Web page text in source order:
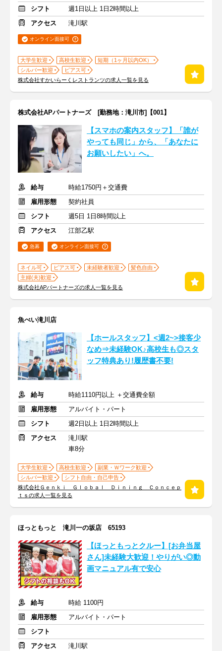
シフト
週1日以上 1日2時間以上
アクセス
滝川駅
オンライン面接可
大学生歓迎 高校生歓迎
短期（1ヶ月以内OK）
シルバー歓迎
ピアス可
株式会社すかいらーくレストランツの求人一覧を見る
株式会社APパートナーズ [勤務地：滝川市]【001】
【スマホの案内スタッフ】「誰が
やっても同じ」から、「あなたに
お願いしたい」へ。
給与
時給1750円＋交通費
雇用形態
契約社員
シフト
週5日 1日8時間以上
アクセス
江部乙駅
急募 オンライン面接可
ネイル可 ピアス可 未経験者歓迎
髪色自由
主婦(夫)歓迎
株式会社APパートナーズの求人一覧を見る
魚べい滝川店
【ホールスタッフ】<週2~>接客少
なめ⇒未経験OK♪高校生も◎スタ
ッフ特典あり!履歴書不要!
給与
時給1110円以上 ＋交通費全額
雇用形態
アルバイト・パート
シフト
週2日以上 1日2時間以上
アクセス
滝川駅
車8分
大学生歓迎 高校生歓迎
副業・Ｗワーク歓迎
シルバー歓迎
シフト自由・自己申告
株式会社Ｇｅｎｋｉ Ｇｌｏｂａｌ Ｄｉｎｉｎｇ Ｃｏｎｃｅｐ
ｔｓの求人一覧を見る
ほっともっと 滝川一の坂店 65193
【ほっともっとクルー】[お弁当屋
さん]未経験大歓迎！やりがい◎動
画マニュアル有で安心
給与
時給 1100円
雇用形態
アルバイト・パート
シフト
アクセス
滝川駅